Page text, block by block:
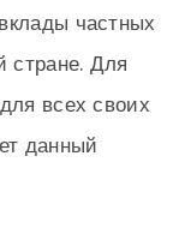
частных
стране. Для
всех своих
данный